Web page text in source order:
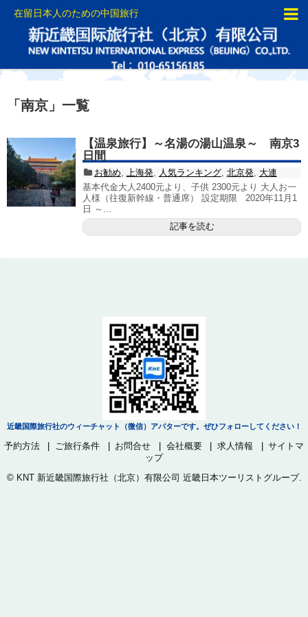
在留日本人のための中国旅行
「 南京 」 一覧
【温泉旅行】～名湯の湯山温泉～ 南京3
日間
お勧め 上海発, 人気ランキング, 北京発, 大連
基本代金大人2400元より、子供 2300元より 大人お一
人様（往復新幹線・普通席） 設定期限 2020年11月1
日 ～...
記事を読む
近畿国際旅行社のウィーチャット（微信）アバターです。ぜひフォローしてください！
予約方法 ご旅行条件 お問合せ 会社概要 求人情報
サイトマ
ップ
© KNT 新近畿国際旅行社（北京）有限公司 近畿日本ツーリストグループ.